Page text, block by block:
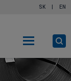
SK EN